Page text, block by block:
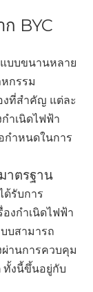
BYC
บบขนานหลาย
กรรม
งที่สำคัญ แต่ละ
ำเนิดไฟฟ้า
กำหนดในการ
าตรฐาน
ด้รับการ
งกำเนิดไฟฟ้า
บสามารถ
ผ่านการควบคุม
ทั้งนี้ขึ้นอยู่กับ